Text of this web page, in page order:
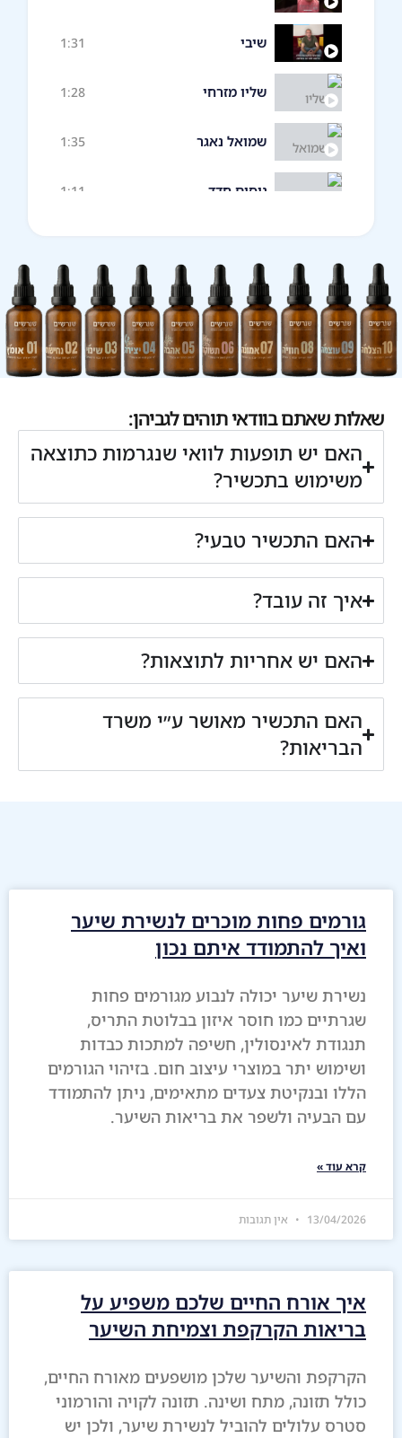
שיבי 1:31
שליו מזרחי 1:28
שמואל נאגר 1:35
ניסים חדד 1:11
דודי 1:26
טל 1:09
שאלות שאתם בוודאי תוהים לגביהן:
האם יש תופעות לוואי שנגרמות כתוצאה
משימוש בתכשיר?
האם התכשיר טבעי?
איך זה עובד?
האם יש אחריות לתוצאות?
האם התכשיר מאושר ע״י משרד
הבריאות?
גורמים פחות מוכרים לנשירת שיער
ואיך להתמודד איתם נכון
נשירת שיער יכולה לנבוע מגורמים פחות
שגרתיים כמו חוסר איזון בבלוטת התריס,
תנגודת לאינסולין, חשיפה למתכות כבדות
ושימוש יתר במוצרי עיצוב חום. בזיהוי הגורמים
הללו ובנקיטת צעדים מתאימים, ניתן להתמודד
עם הבעיה ולשפר את בריאות השיער.
קרא עוד »
13/04/2026 אין תגובות
איך אורח החיים שלכם משפיע על
בריאות הקרקפת וצמיחת השיער
הקרקפת והשיער שלכן מושפעים מאורח החיים,
כולל תזונה, מתח ושינה. תזונה לקויה והורמוני
סטרס עלולים להוביל לנשירת שיער, ולכן יש